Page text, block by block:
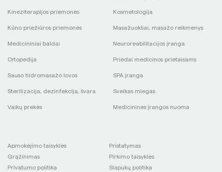
Kineziterapijos priemonės Kosmetologija
Kūno priežiūros priemonės Masažuokliai, masažo reikmenys
Medicininiai baldai Neuroreabilitacijos įranga
Ortopedija Priedai medicinos prietaisams
Sauso hidromasažo lovos SPA įranga
Sterilizacija, dezinfekcija, švara Sveikas miegas
Vaikų prekės Medicininės įrangos nuoma
Apmokėjimo taisyklės
Pristatymas
Grąžinimas
Pirkimo taisyklės
Privatumo politika
Slapukų politika